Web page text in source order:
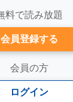
料で読み放題
会員登録する
会員の方
ログイン